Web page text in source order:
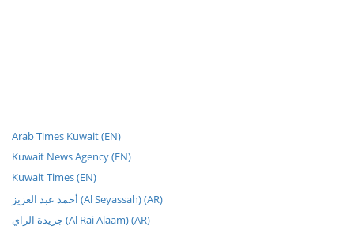
Arab Times Kuwait (EN)
Kuwait News Agency (EN)
Kuwait Times (EN)
أحمد عبد العزيز (Al Seyassah) (AR)
جريدة الراي (Al Rai Alaam) (AR)